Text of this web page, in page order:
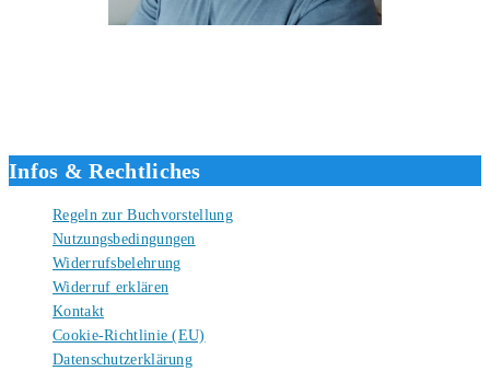
Infos & Rechtliches
Regeln zur Buchvorstellung
Nutzungsbedingungen
Widerrufsbelehrung
Widerruf erklären
Kontakt
Cookie-Richtlinie (EU)
Datenschutzerklärung